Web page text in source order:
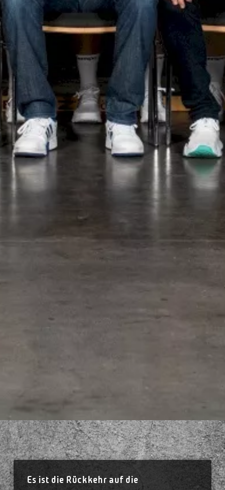
Es ist die Rückkehr auf die